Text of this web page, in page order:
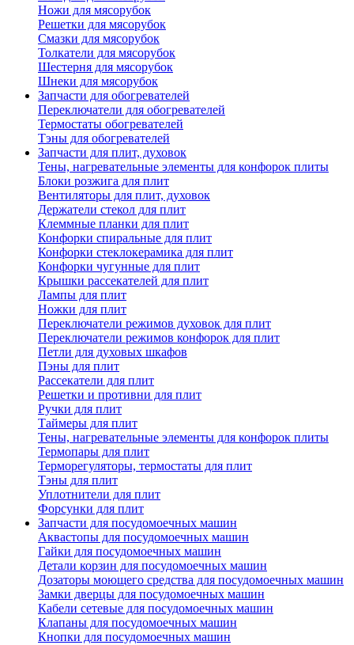
Ножи для мясорубок
Решетки для мясорубок
Смазки для мясорубок
Толкатели для мясорубок
Шестерня для мясорубок
Шнеки для мясорубок
Запчасти для обогревателей
Переключатели для обогревателей
Термостаты обогревателей
Тэны для обогревателей
Запчасти для плит, духовок
Тены, нагревательные элементы для конфорок плиты
Блоки розжига для плит
Вентиляторы для плит, духовок
Держатели стекол для плит
Клеммные планки для плит
Конфорки спиральные для плит
Конфорки стеклокерамика для плит
Конфорки чугунные для плит
Крышки рассекателей для плит
Лампы для плит
Ножки для плит
Переключатели режимов духовок для плит
Переключатели режимов конфорок для плит
Петли для духовых шкафов
Пэны для плит
Рассекатели для плит
Решетки и противни для плит
Ручки для плит
Таймеры для плит
Тены, нагревательные элементы для конфорок плиты
Термопары для плит
Терморегуляторы, термостаты для плит
Тэны для плит
Уплотнители для плит
Форсунки для плит
Запчасти для посудомоечных машин
Аквастопы для посудомоечных машин
Гайки для посудомоечных машин
Детали корзин для посудомоечных машин
Дозаторы моющего средства для посудомоечных машин
Замки дверцы для посудомоечных машин
Кабели сетевые для посудомоечных машин
Клапаны для посудомоечных машин
Кнопки для посудомоечных машин